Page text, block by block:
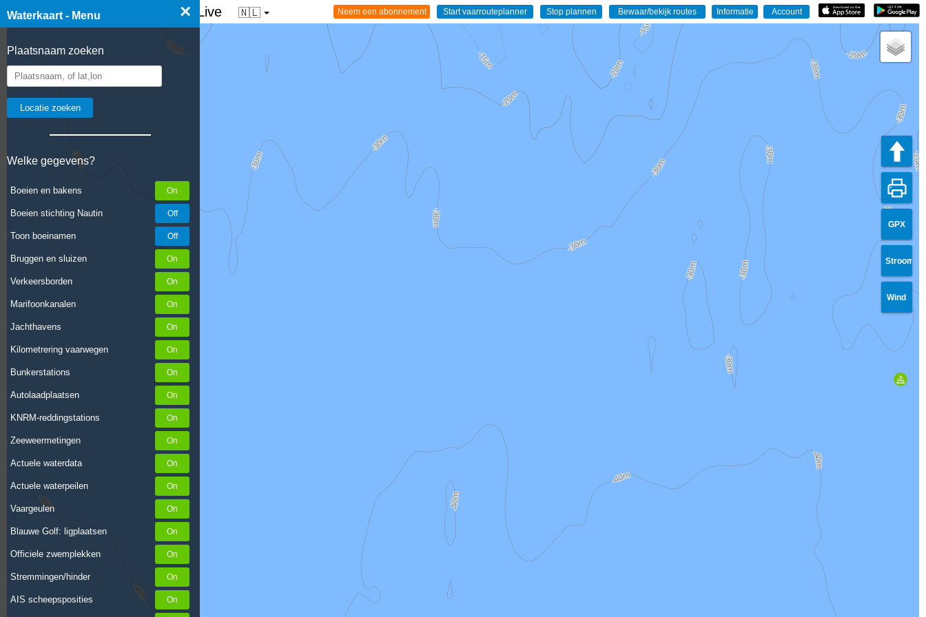
Waterkaart - Menu ×
Plaatsnaam zoeken
Welke gegevens?
Boeien en bakens
Boeien stichting Nautin
Toon boeinamen
Bruggen en sluizen
Verkeersborden
Marifoonkanalen
Jachthavens
Kilometrering vaarwegen
Bunkerstations
Autolaadplaatsen
KNRM-reddingstations
Zeeweermetingen
Actuele waterdata
Actuele waterpeilen
Vaargeulen
Blauwe Golf: ligplaatsen
Officiele zwemplekken
Stremmingen/hinder
AIS scheepsposities
☰ Waterkaart van Nederland - Live 🇳🇱
GPX
Stroom
Wind